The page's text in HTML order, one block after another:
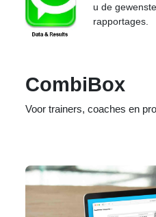
u de
rapportages.
CombiBox
Voor trainers, coaches en